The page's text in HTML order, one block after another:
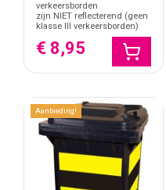
verkeersborden
zijn NIET reflecterend (geen
klasse III verkeersborden)
€ 8,95
Aanbieding!